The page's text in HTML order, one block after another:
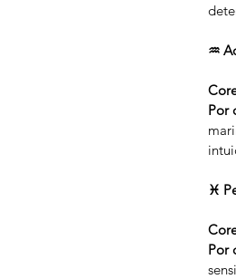
♒
Por
♓
Por